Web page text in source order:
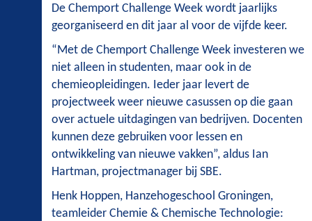
De Chemport Challenge Week wordt jaarlijks
georganiseerd en dit jaar al voor de vijfde keer.
“Met de Chemport Challenge Week investeren we
niet alleen in studenten, maar ook in de
chemieopleidingen. Ieder jaar levert de
projectweek weer nieuwe casussen op die gaan
over actuele uitdagingen van bedrijven. Docenten
kunnen deze gebruiken voor lessen en
ontwikkeling van nieuwe vakken”, aldus Ian
Hartman, projectmanager bij SBE.
Henk Hoppen, Hanzehogeschool Groningen,
teamleider Chemie & Chemische Technologie: